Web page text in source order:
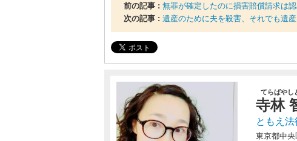
前の記事 : 無罪が確定したのに損害賠償請求は
次の記事 : 遺産のために夫を殺害、それでも遺
寺林
てらばやし
ともえ
東京都中